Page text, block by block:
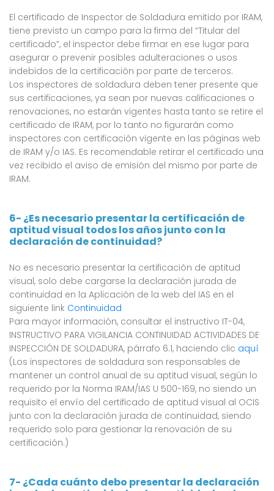
El certificado de Inspector de Soldadura emitido por IRAM,
tiene previsto un campo para la firma del “Titular del
certificado”, el inspector debe firmar en ese lugar para
asegurar o prevenir posibles adulteraciones o usos
indebidos de la certificación por parte de terceros.
Los inspectores de soldadura deben tener presente que
sus certificaciones, ya sean por nuevas calificaciones o
renovaciones, no estarán vigentes hasta tanto se retire el
certificado de IRAM, por lo tanto no figurarán como
inspectores con certificación vigente en las páginas web
de IRAM y/o IAS. Es recomendable retirar el certificado una
vez recibido el aviso de emisión del mismo por parte de
IRAM.
6- ¿Es necesario presentar la certificación de
aptitud visual todos los años junto con la
declaración de continuidad?
No es necesario presentar la certificación de aptitud
visual, solo debe cargarse la declaración jurada de
continuidad en la Aplicación de la web del IAS en el
siguiente link Continuidad
Para mayor información, consultar el instructivo IT-04,
INSTRUCTIVO PARA VIGILANCIA CONTINUIDAD ACTIVIDADES DE
INSPECCIÓN DE SOLDADURA, párrafo 6.1, haciendo clic aquí
(Los inspectores de soldadura son responsables de
mantener un control anual de su aptitud visual, según lo
requerido por la Norma IRAM/IAS U 500-169, no siendo un
requisito el envío del certificado de aptitud visual al OCIS
junto con la declaración jurada de continuidad, siendo
requerido solo para gestionar la renovación de su
certificación.)
7- ¿Cada cuánto debo presentar la declaración